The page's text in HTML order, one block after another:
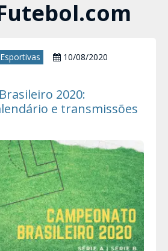
10/08/2020
2020:
e transmissões